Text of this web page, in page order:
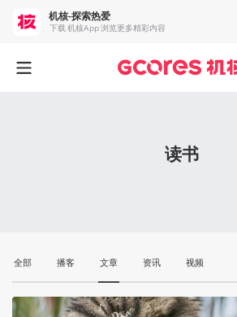
读书
全部 播客 文章 资讯 视频
机核-探索热爱
下载 机核App 浏览更多精彩内容